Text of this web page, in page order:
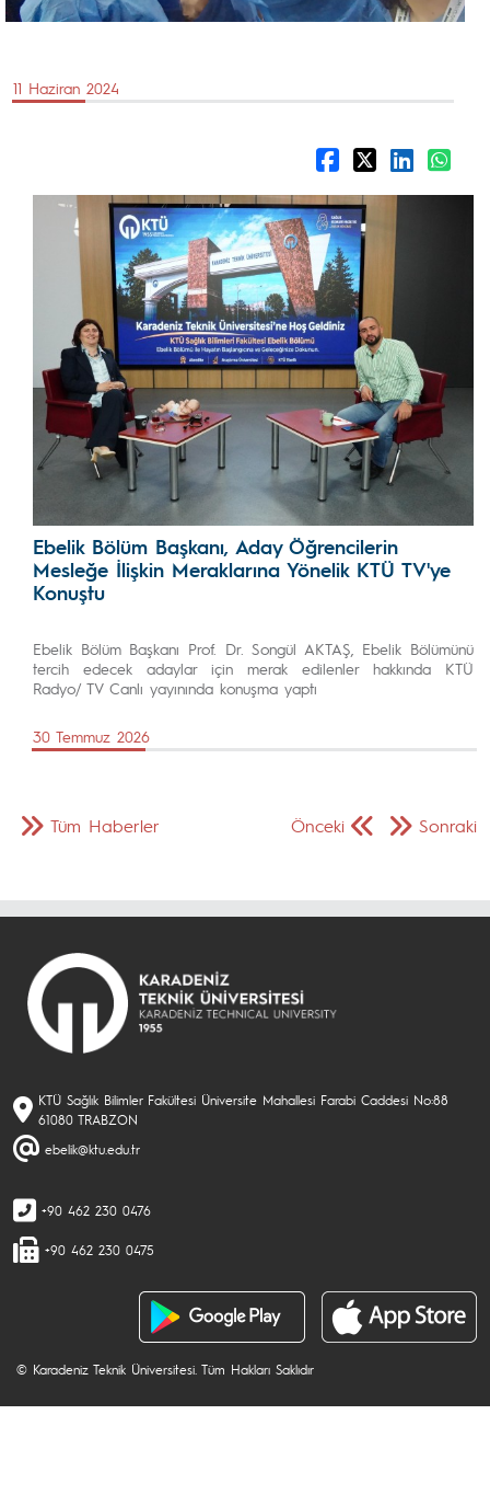
11 Haziran 2024
Ebelik Bölüm Başkanı, Aday Öğrencilerin
Mesleğe İlişkin Meraklarına Yönelik KTÜ TV'ye
Konuştu
Ebelik Bölüm Başkanı Prof. Dr. Songül AKTAŞ, Ebelik Bölümünü
tercih edecek adaylar için merak edilenler hakkında KTÜ
Radyo/ TV Canlı yayınında konuşma yaptı
30 Temmuz 2026
Önceki Sonraki
Tüm Haberler
KTÜ Sağlık Bilimler Fakültesi Üniversite Mahallesi Farabi Caddesi No:88
61080 TRABZON
ebelik@ktu.edu.tr
+90 462 230 0476
+90 462 230 0475
© Karadeniz Teknik Üniversitesi. Tüm Hakları Saklıdır